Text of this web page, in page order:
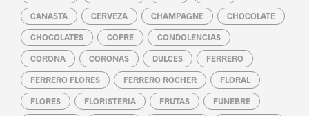
CANASTA CERVEZA CHAMPAGNE CHOCOLATE
CHOCOLATES COFRE CONDOLENCIAS
CORONA CORONAS DULCES FERRERO
FERRERO FLORES FERRERO ROCHER FLORAL
FLORES FLORISTERIA FRUTAS FUNEBRE